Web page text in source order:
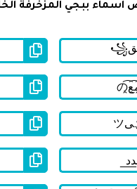
اسماء ببجي المزخرفة